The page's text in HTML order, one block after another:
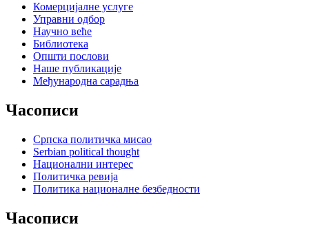
Комерцијалне услуге
Управни одбор
Научно веће
Библиотека
Општи послови
Наше публикације
Међународна сарадња
Часописи
Српска политичка мисао
Serbian political thought
Национални интерес
Политичка ревија
Политика националне безбедности
Часописи